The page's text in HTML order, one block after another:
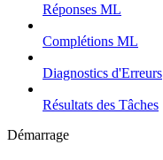
Réponses ML
Complétions ML
Diagnostics d'Erreurs
Résultats des Tâches
Démarrage